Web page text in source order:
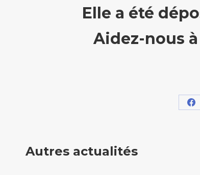
Elle a été
Aidez-nous
Autres actualités